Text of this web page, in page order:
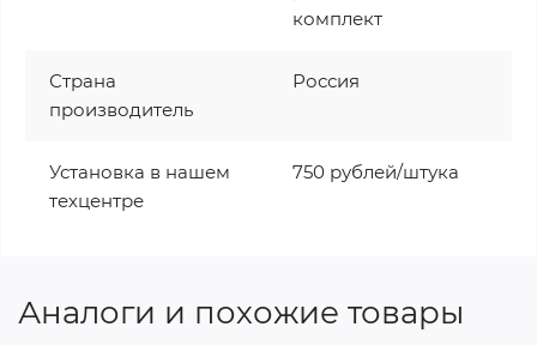
комплект
Страна
производитель
Россия
Установка в нашем
техцентре
750 рублей/штука
Аналоги и похожие товары